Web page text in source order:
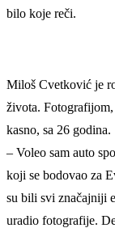
bilo koje reči.
Miloš Cvetković je
života.
kasno, sa 26 godina.
– Voleo sam auto
koji se bodovao za
su bili svi značajniji
uradio fotografije.